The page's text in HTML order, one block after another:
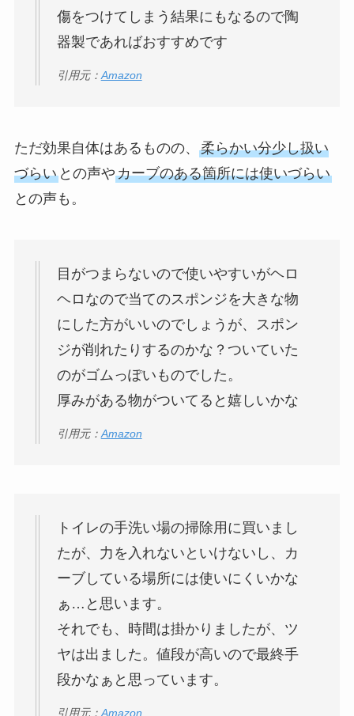
傷をつけてしまう結果にもなるので陶
器製であればおすすめです
引用元：Amazon
ただ効果自体はあるものの、 柔らかい分少し扱い
づらいとの声やカーブのある箇所には使いづらい
との声も。
目がつまらないので使いやすいがヘロ
ヘロなので当てのスポンジを大きな物
にした方がいいのでしょうが、スポン
ジが削れたりするのかな？ついていた
のがゴムっぽいものでした。
厚みがある物がついてると嬉しいかな
引用元： Amazon
トイレの手洗い場の掃除用に買いまし
たが、力を入れないといけないし、カ
ーブしている場所には使いにくいかな
ぁ…と思います。
それでも、時間は掛かりましたが、ツ
ヤは出ました。値段が高いので最終手
段かなぁと思っています。
引用元： Amazon